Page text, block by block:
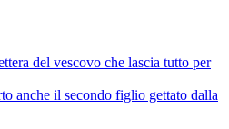
del vescovo che lascia tutto per
anche il secondo figlio gettato dalla